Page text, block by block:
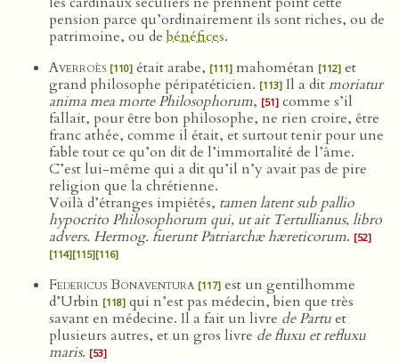
pension parce qu’ordinairement ils sont riches, ou de
patrimoine, ou debénéfices.
Averroès [110] était arabe, [111] mahométan [112] et
grand philosophe péripatéticien. [113] Il a ditmoriatur
anima mea morte Philosophorum, [51] comme s’il
fallait, pour être bon philosophe, ne rien croire, être
franc athée, comme il était, et surtout tenir pour une
fable tout ce qu’on dit de l’immortalité de l’âme.
C’est lui-même qui a dit qu’il n’y avait pas de pire
religion que la chrétienne.
Voilà d’étranges impiétés, tamen latent sub pallio
hypocrito Philosophorum qui, ut ait Tertullianus, libro
advers. Hermog. fuerunt Patriarchæ hæreticorum. [52]
[114][115][116]
Federicus Bonaventura [117] est un gentilhomme
d’Urbin [118] qui n’est pas médecin, bien que très
savant en médecine. Il a fait un livre de Partuet
plusieurs autres, et un gros livre de fluxu et refluxu
maris. [53]